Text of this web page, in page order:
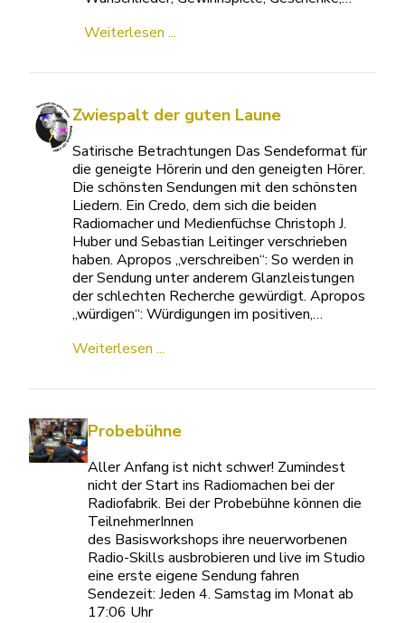
Weiterlesen ...
Zwiespalt der guten Laune
Satirische Betrachtungen Das Sendeformat für
die geneigte Hörerin und den geneigten Hörer.
Die schönsten Sendungen mit den schönsten
Liedern. Ein Credo, dem sich die beiden
Radiomacher und Medienfüchse Christoph J.
Huber und Sebastian Leitinger verschrieben
haben. Apropos „verschreiben“: So werden in
der Sendung unter anderem Glanzleistungen
der schlechten Recherche gewürdigt. Apropos
„würdigen“: Würdigungen im positiven,…
Weiterlesen ...
Probebühne
Aller Anfang ist nicht schwer! Zumindest
nicht der Start ins Radiomachen bei der
Radiofabrik. Bei der Probebühne können die
TeilnehmerInnen
des Basisworkshops ihre neuerworbenen
Radio-Skills ausbrobieren und live im Studio
eine erste eigene Sendung fahren
Sendezeit: Jeden 4. Samstag im Monat ab
17:06 Uhr